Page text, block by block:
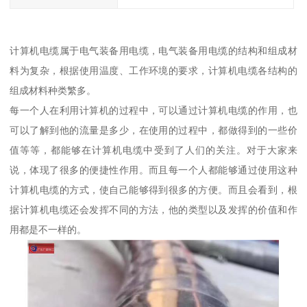
计算机电缆属于电气装备用电缆，电气装备用电缆的结构和组成材
料为复杂，根据使用温度、工作环境的要求，计算机电缆各结构的
组成材料种类繁多。
每一个人在利用计算机的过程中，可以通过计算机电缆的作用，也
可以了解到他的流量是多少，在使用的过程中，都做得到的一些价
值等等，都能够在计算机电缆中受到了人们的关注。对于大家来
说，体现了很多的便捷性作用。而且每一个人都能够通过使用这种
计算机电缆的方式，使自己能够得到很多的方便。而且会看到，根
据计算机电缆还会发挥不同的方法，他的类型以及发挥的价值和作
用都是不一样的。